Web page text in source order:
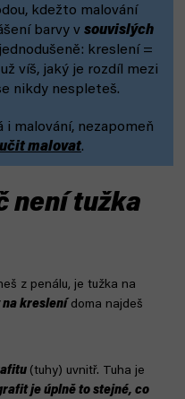
kdežto malování
barvy v souvislých
kreslení =
víš, jaký je rozdíl mezi
nikdy nespleteš.
malování, nezapomeň
malovat.
není tužka
z penálu, je tužka na
na kreslení doma najdeš
(tuhy) uvnitř. Tuha je
je úplně to stejné, co